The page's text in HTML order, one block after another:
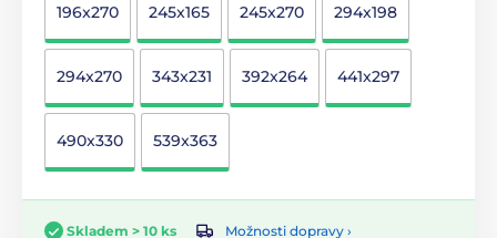
196x270 245x165 245x270 294x198
294x270 343x231 392x264 441x297
490x330 539x363
Skladem > 10 ks
Možnosti dopravy ›